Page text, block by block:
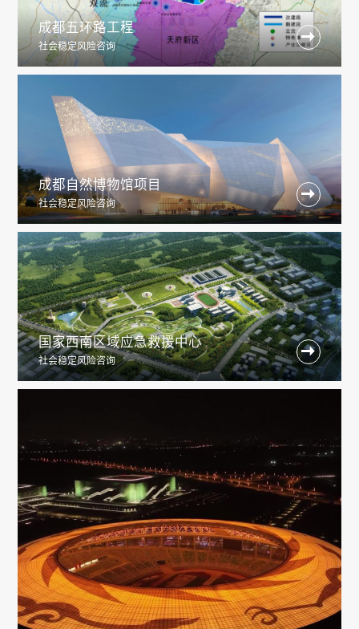
成都五环路工程
社会稳定风险咨询

成都自然博物馆项目
社会稳定风险咨询

国家西南区域应急救援中心
社会稳定风险咨询
